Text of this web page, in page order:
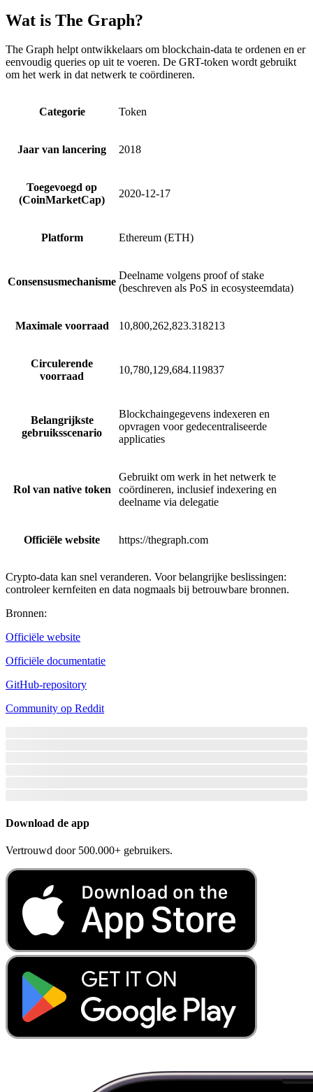
Wat is The Graph?
The Graph helpt ontwikkelaars om blockchain-data te ordenen en er
eenvoudig queries op uit te voeren. De GRT-token wordt gebruikt
om het werk in dat netwerk te coördineren.
Categorie Token
Jaar van lancering 2018
Toegevoegd op
(CoinMarketCap)
2020-12-17
Platform Ethereum (ETH)
Consensusmechanisme
Deelname volgens proof of stake
(beschreven als PoS in ecosysteemdata)
Maximale voorraad 10,800,262,823.318213
Circulerende
voorraad
10,780,129,684.119837
Belangrijkste
gebruiksscenario
Blockchaingegevens indexeren en
opvragen voor gedecentraliseerde
applicaties
Rol van native token
Gebruikt om werk in het netwerk te
coördineren, inclusief indexering en
deelname via delegatie
Officiële website https://thegraph.com
Crypto-data kan snel veranderen. Voor belangrijke beslissingen:
controleer kernfeiten en data nogmaals bij betrouwbare bronnen.
Bronnen:
Officiële website
Officiële documentatie
GitHub-repository
Community op Reddit
Download de app
Vertrouwd door 500.000+ gebruikers.